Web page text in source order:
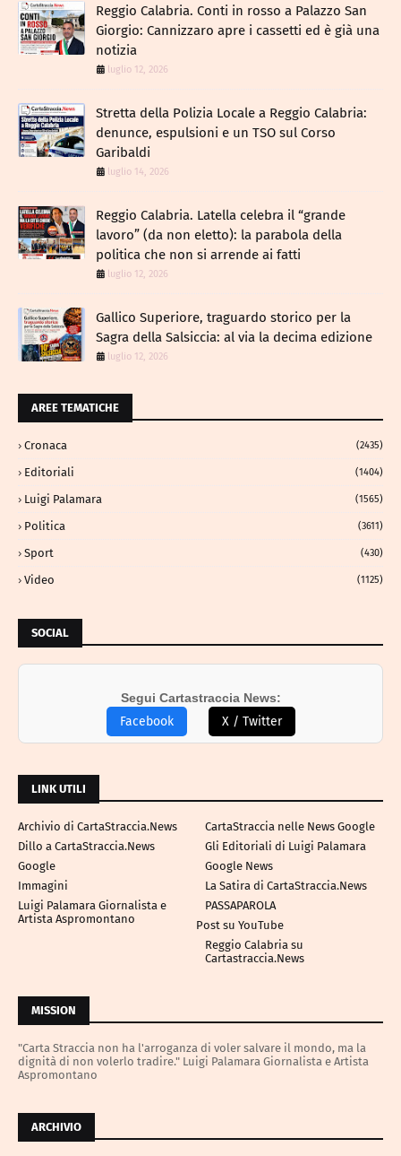
Reggio Calabria. Conti in rosso a Palazzo San
Giorgio: Cannizzaro apre i cassetti ed è già una
notizia
luglio 12, 2026
​Stretta della Polizia Locale a Reggio Calabria:
denunce, espulsioni e un TSO sul Corso
Garibaldi
luglio 14, 2026
Reggio Calabria. Latella celebra il “grande
lavoro” (da non eletto): la parabola della
politica che non si arrende ai fatti
luglio 12, 2026
Gallico Superiore, traguardo storico per la
Sagra della Salsiccia: al via la decima edizione
luglio 12, 2026
AREE TEMATICHE
Cronaca (2435)
Editoriali (1404)
Luigi Palamara (1565)
Politica (3611)
Sport (430)
Video (1125)
SOCIAL
Segui Cartastraccia News:
Facebook X / Twitter
LINK UTILI
Archivio di CartaStraccia.News
CartaStraccia nelle News Google
Dillo a CartaStraccia.News
Gli Editoriali di Luigi Palamara
Google
Google News
Immagini
La Satira di CartaStraccia.News
Luigi Palamara Giornalista e
Artista Aspromontano
PASSAPAROLA
Post su YouTube
Reggio Calabria su
Cartastraccia.News
MISSION
"Carta Straccia non ha l'arroganza di voler salvare il mondo, ma la
dignità di non volerlo tradire." Luigi Palamara Giornalista e Artista
Aspromontano
ARCHIVIO